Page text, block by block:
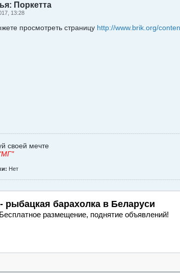
Поркетта
13:28
просмотреть страницу http://www.brik.org/
своей мечте
Нет
рыбацкая барахолка в Беларуси
Бесплатное размещение, поднятие объявлений!